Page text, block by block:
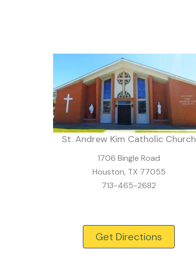
St. Andrew Kim Catholic Church
1706 Bingle Road
Houston, TX 77055
713-465-2682
Get Directions